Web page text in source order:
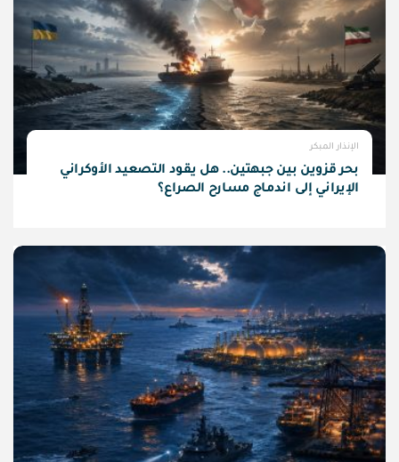
الإنذار المبكر
بحر قزوين بين جبهتين.. هل يقود التصعيد الأوكراني
الإيراني إلى اندماج مسارح الصراع؟